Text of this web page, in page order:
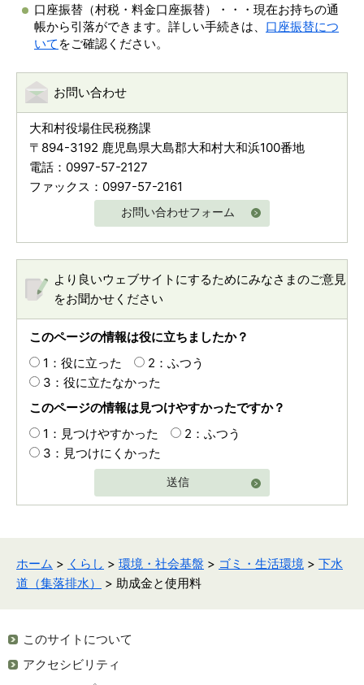
口座振替（村税・料金口座振替）・・・現在お持ちの通
帳から引落ができます。詳しい手続きは、 口座振替につ
いて をご確認ください。
お問い合わせ
大和村役場住民税務課
〒894-3192 鹿児島県大島郡大和村大和浜100番地
電話：0997-57-2127
ファックス：0997-57-2161
お問い合わせフォーム
より良いウェブサイトにするためにみなさまのご意見
をお聞かせください
このページの情報は役に立ちましたか？
1：役に立った
2：ふつう
3：役に立たなかった
このページの情報は見つけやすかったですか？
1：見つけやすかった
2：ふつう
3：見つけにくかった
送信
ホーム > くらし > 環境・社会基盤 > ゴミ・生活環境 > 下水
道（集落排水）
> 助成金と使用料
このサイトについて
アクセシビリティ